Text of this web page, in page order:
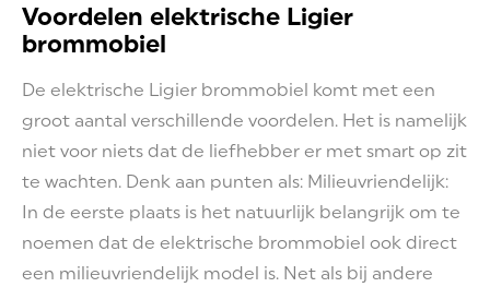
Voordelen elektrische Ligier
brommobiel
De elektrische Ligier brommobiel komt met een
groot aantal verschillende voordelen. Het is namelijk
niet voor niets dat de liefhebber er met smart op zit
te wachten. Denk aan punten als: Milieuvriendelijk:
In de eerste plaats is het natuurlijk belangrijk om te
noemen dat de elektrische brommobiel ook direct
een milieuvriendelijk model is. Net als bij andere